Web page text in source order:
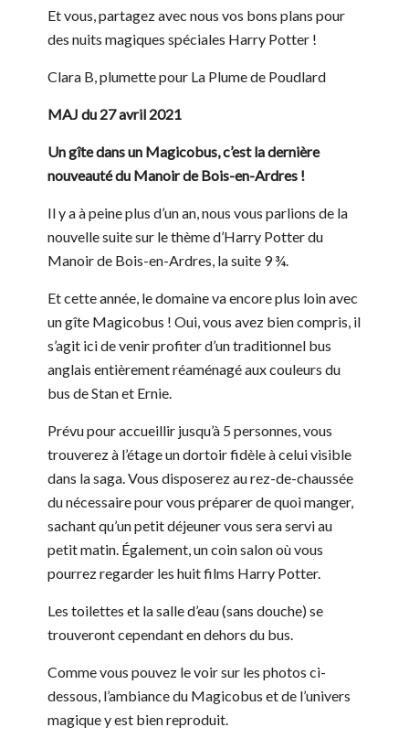
Et vous, partagez avec nous vos bons plans pour
des nuits magiques spéciales Harry Potter !
Clara B, plumette pour La Plume de Poudlard
MAJ du 27 avril 2021
Un gîte dans un Magicobus, c’est la dernière
nouveauté du Manoir de Bois-en-Ardres !
Il y a à peine plus d’un an, nous vous parlions de la
nouvelle suite sur le thème d’Harry Potter du
Manoir de Bois-en-Ardres, la suite 9 ¾.
Et cette année, le domaine va encore plus loin avec
un gîte Magicobus ! Oui, vous avez bien compris, il
s’agit ici de venir profiter d’un traditionnel bus
anglais entièrement réaménagé aux couleurs du
bus de Stan et Ernie.
Prévu pour accueillir jusqu’à 5 personnes, vous
trouverez à l’étage un dortoir fidèle à celui visible
dans la saga. Vous disposerez au rez-de-chaussée
du nécessaire pour vous préparer de quoi manger,
sachant qu’un petit déjeuner vous sera servi au
petit matin. Également, un coin salon où vous
pourrez regarder les huit films Harry Potter.
Les toilettes et la salle d’eau (sans douche) se
trouveront cependant en dehors du bus.
Comme vous pouvez le voir sur les photos ci-
dessous, l’ambiance du Magicobus et de l’univers
magique y est bien reproduit.